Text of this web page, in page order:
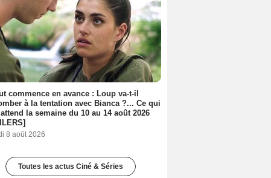
commence en avance : Loup va-t-il
à la tentation avec Bianca ?... Ce qui
la semaine du 10 au 14 août 2026
8 août 2026
Toutes les actus Ciné & Séries